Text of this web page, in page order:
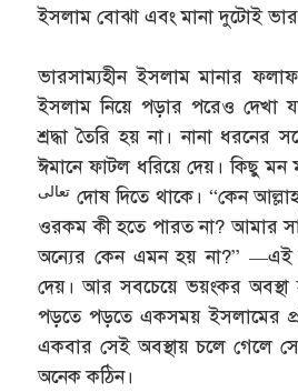
ইসলাম বোঝা এবং মানা দুটোই
ভারসাম্যহীন ইসলাম মানার
ইসলাম নিয়ে পড়ার পরেও দেখা
শ্রদ্ধা তৈরি হয় না। নানা ধরনের
ঈমানে ফাটল ধরিয়ে দেয়। কিছু
تعالى দোষ দিতে থাকে। “কেন
ওরকম কী হতে পারত না? আমার
অন্যের কেন এমন হয় না?” —এই
দেয়। আর সবচেয়ে ভয়ংকর
পড়তে পড়তে একসময় ইসলামের
একবার সেই অবস্থায় চলে গেলে
অনেক কঠিন।